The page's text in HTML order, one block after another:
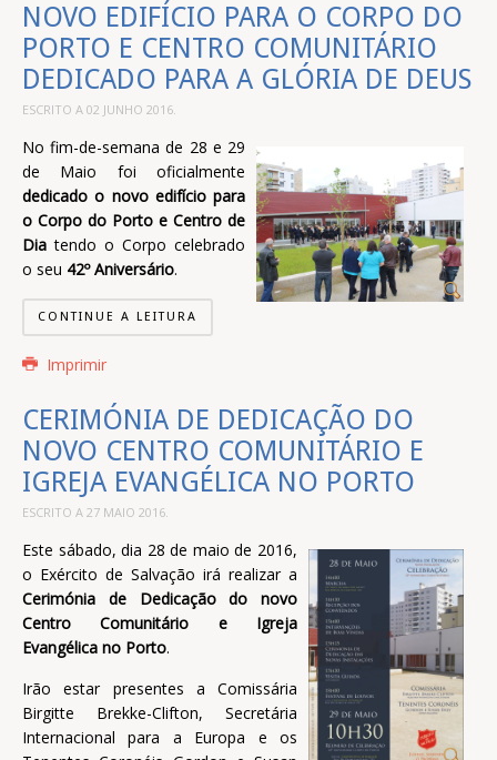
NOVO EDIFÍCIO PARA O CORPO DO
PORTO E CENTRO COMUNITÁRIO
DEDICADO PARA A GLÓRIA DE DEUS
ESCRITO A 02 JUNHO 2016.
No fim-de-semana de 28 e 29
de Maio foi oficialmente
dedicado o novo edifício para
o Corpo do Porto e Centro de
Dia tendo o Corpo celebrado
o seu 42º Aniversário.
CONTINUE A LEITURA
Imprimir
CERIMÓNIA DE DEDICAÇÃO DO
NOVO CENTRO COMUNITÁRIO E
IGREJA EVANGÉLICA NO PORTO
ESCRITO A 27 MAIO 2016.
Este sábado, dia 28 de maio de 2016,
o Exército de Salvação irá realizar a
Cerimónia de Dedicação do novo
Centro Comunitário e Igreja
Evangélica no Porto.
Irão estar presentes a Comissária
Birgitte Brekke-Clifton, Secretária
Internacional para a Europa e os